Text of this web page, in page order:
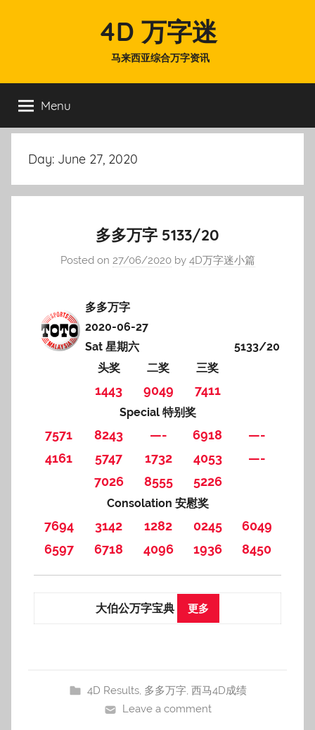
4D 万字迷
马来西亚综合万字资讯
Menu
Day: June 27, 2020
多多万字 5133/20
Posted on 27/06/2020by 4D万字迷小篇
多多万字
2020-06-27
Sat 星期六
5133/20
头奖
二奖 三奖
1443 9049 7411
Special 特别奖
7571 8243 —- 6918
—-
4161
5747 1732 4053
—-
7026
8555 5226
Consolation 安慰奖
7694 3142 1282 0245
6049
6597
6718 4096 1936 8450
大伯公万字宝典 更多
4D Results, 多多万字,西马4D成绩
Leave a comment